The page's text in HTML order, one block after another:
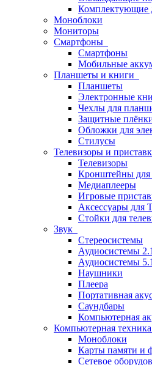
Комплектующие
Моноблоки
Мониторы
Смартфоны
Смартфоны
Мобильные
Планшеты и книги
Планшеты
Электронные
Чехлы для
Защитные
Обложки для
Стилусы
Телевизоры и
Телевизоры
Кронштейны для
Медиаплееры
Игровые
Аксессуары для
Стойки для
Звук
Стереосистемы
Аудиосистемы 2.1
Аудиосистемы 5.1
Наушники
Плеера
Портативная
Саундбары
Компьютерная
Компьютерная
Моноблоки
Карты памяти и
Сетевое